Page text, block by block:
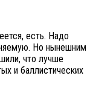
есть. Надо
Но нынешним
что лучше
и баллистических